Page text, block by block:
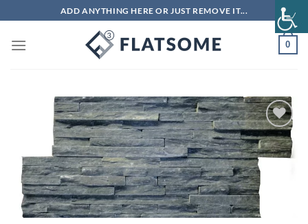
στο
περιεχόμενο
ADD ANYTHING HERE OR JUST REMOVE IT...
0
Πρόσθήκη
στην λίστα
επιθυμιών